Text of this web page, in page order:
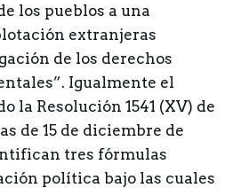
los pueblos a una
extranjeras
de los derechos
Igualmente el
la Resolución 1541 (XV) de
de 15 de diciembre de
tres fórmulas
política bajo las cuales